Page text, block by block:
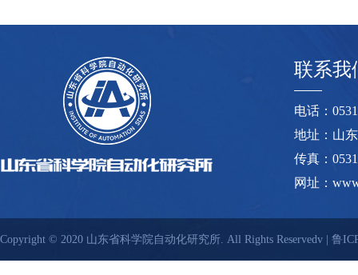
联系我
电话：
地址：山
传真：
网址：
Copyright © 2020 山东省科学院自动化研究所. All Rights Reservedv | 鲁